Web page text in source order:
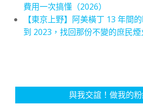
費用一次搞懂（2026）
【東京上野】阿美橫丁 13 年間
到 2023，找回那份不變的庶民
與我交誼！做我的粉